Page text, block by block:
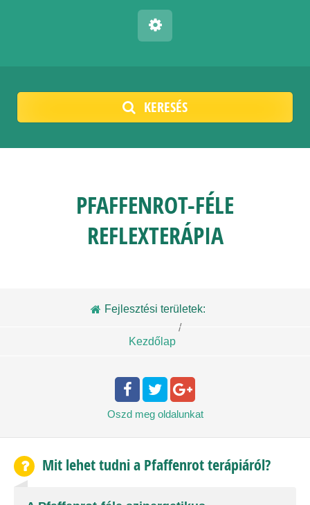
KERESÉS
PFAFFENROT-FÉLE
REFLEXTERÁPIA
Fejlesztési területek:
Kezdőlap
/
Oszd meg oldalunkat
Mit lehet tudni a Pfaffenrot terápiáról?